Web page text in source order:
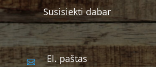
Susisiekti dabar
 El. paštas